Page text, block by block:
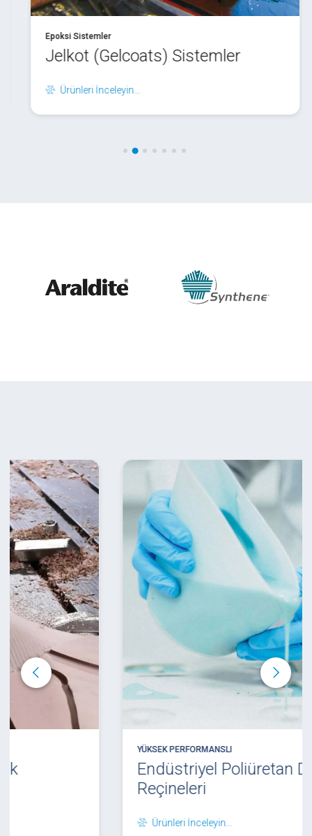
Epoksi Sistemler
Jelkot (Gelcoats) Sistemler
Ürünleri İnceleyin...
Endüstriyel Poliüretan Döküm